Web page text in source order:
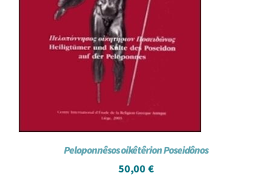
Peloponnêsos oikêtêrion Poseidônos
50,00 €